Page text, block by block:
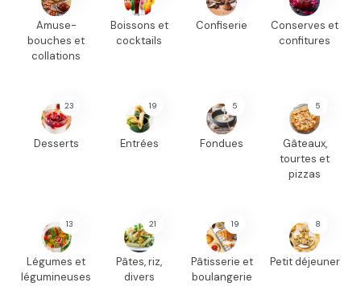
Amuse-
bouches et
collations
Boissons et
cocktails
Confiserie
Conserves et
confitures
23
Desserts
19
Entrées
5
Fondues
5
Gâteaux,
tourtes et
pizzas
13
Légumes et
légumineuses
21
Pâtes, riz,
divers
19
Pâtisserie et
boulangerie
8
Petit déjeuner